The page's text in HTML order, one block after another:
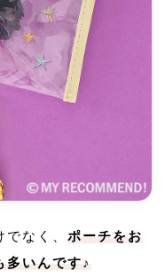
なく、 ポーチをお
多いんです♪